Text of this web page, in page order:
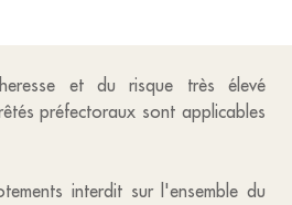
et du risque très élevé
préfectoraux sont applicables
interdit sur l'ensemble du